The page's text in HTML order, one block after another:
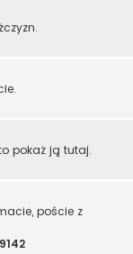
pokaż ją tutaj.
poście z